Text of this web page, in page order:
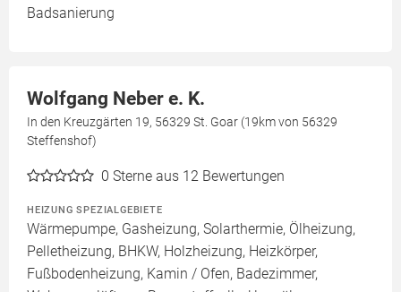
Badsanierung
Wolfgang Neber e. K.
In den Kreuzgärten 19, 56329 St. Goar (19km von 56329
Steffenshof)
0 Sterne aus 12 Bewertungen
HEIZUNG SPEZIALGEBIETE
Wärmepumpe, Gasheizung, Solarthermie, Ölheizung,
Pelletheizung, BHKW, Holzheizung, Heizkörper,
Fußbodenheizung, Kamin / Ofen, Badezimmer,